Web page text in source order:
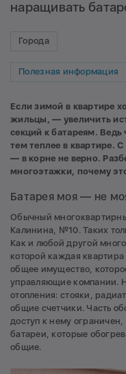
наращивать
Города
Полезная информация
Если зимой в квартире
жильцы, — увеличить
секций к батареям.
тем теплее в квартире.
— в корне не верно.
многоэтажки, почему
Батарея моя — не
Обычный
Калинина, №10. Таких
Как и любой другой
которой каждая
общее имущество,
управляющие компании.
отопления: стояки,
общие счетчики. Часть
доступ к нему ограничен,
батареи, которые
общие.